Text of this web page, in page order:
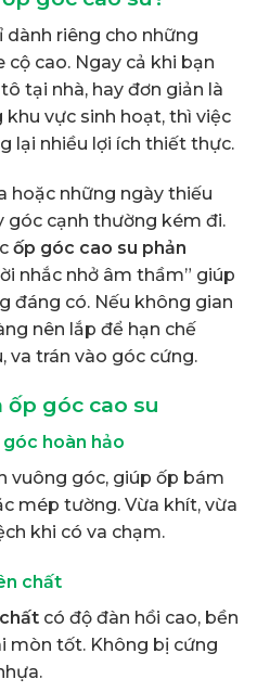
dành riêng cho những
cao. Ngay cả khi bạn
tại nhà, hay đơn giản là
vực sinh hoạt, thì việc
lại nhiều lợi ích thiết thực.
hoặc những ngày thiếu
góc cạnh thường kém đi.
ốp góc cao su phản
nhắc nhở âm thầm” giúp
đáng có. Nếu không gian
nên lắp để hạn chế
va trán vào góc cứng.
ốp góc cao su
hoàn hảo
vuông góc, giúp ốp bám
mép tường. Vừa khít, vừa
khi có va chạm.
chất
có độ đàn hồi cao, bền
mòn tốt. Không bị cứng